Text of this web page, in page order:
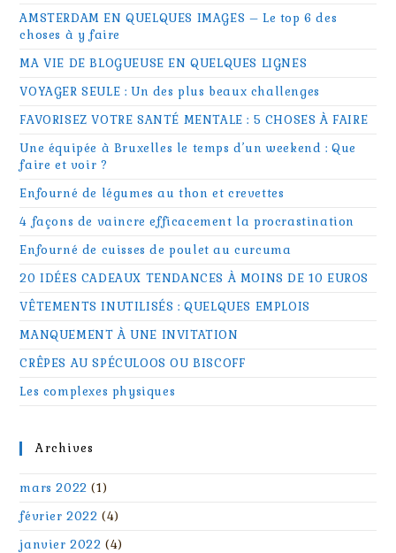
AMSTERDAM EN QUELQUES IMAGES – Le top 6 des
choses à y faire
MA VIE DE BLOGUEUSE EN QUELQUES LIGNES
VOYAGER SEULE : Un des plus beaux challenges
FAVORISEZ VOTRE SANTÉ MENTALE : 5 CHOSES À FAIRE
Une équipée à Bruxelles le temps d’un weekend : Que
faire et voir ?
Enfourné de légumes au thon et crevettes
4 façons de vaincre efficacement la procrastination
Enfourné de cuisses de poulet au curcuma
20 IDÉES CADEAUX TENDANCES À MOINS DE 10 EUROS
VÊTEMENTS INUTILISÉS : QUELQUES EMPLOIS
MANQUEMENT À UNE INVITATION
CRÊPES AU SPÉCULOOS OU BISCOFF
Les complexes physiques
Archives
mars 2022 (1)
février 2022 (4)
janvier 2022 (4)